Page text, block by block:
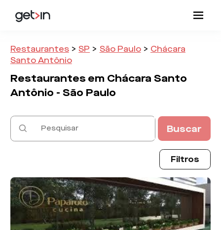
Restaurantes > SP > São Paulo > Chácara
Santo Antônio
Restaurantes em Chácara Santo
Antônio - São Paulo
Buscar
Filtros